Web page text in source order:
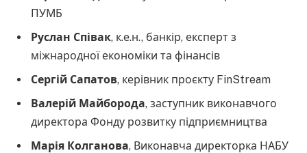
ПУМБ
Руслан Співак, к.е.н., банкір, експерт з
міжнародної економіки та фінансів
Сергій Сапатов, керівник проєкту FinStream
Валерій Майборода, заступник виконавчого
директора Фонду розвитку підприємництва
Марія Колганова, Виконавча директорка НАБУ